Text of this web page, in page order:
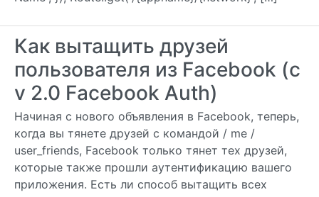
Как вытащить друзей
пользователя из Facebook (с
v 2.0 Facebook Auth)
Начиная с нового объявления в Facebook, теперь,
когда вы тянете друзей с командой / me /
user_friends, Facebook только тянет тех друзей,
которые также прошли аутентификацию вашего
приложения. Есть ли способ вытащить всех